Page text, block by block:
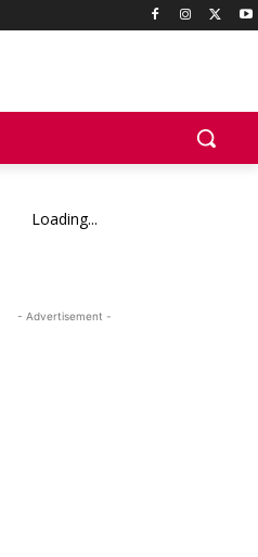
Loading...
- Advertisement -